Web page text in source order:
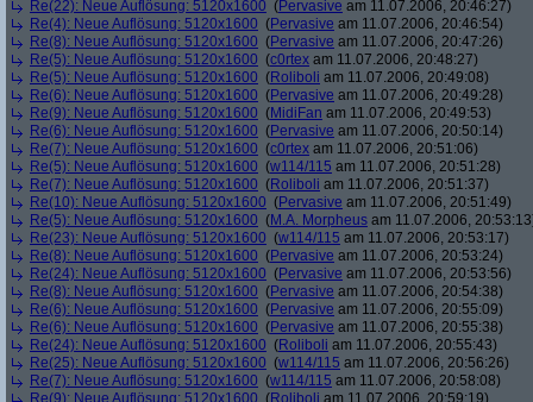
Re(22): Neue Auflösung: 5120x1600 (Pervasive am 11.07.2006, 20:46:27)
Re(4): Neue Auflösung: 5120x1600 (Pervasive am 11.07.2006, 20:46:54)
Re(8): Neue Auflösung: 5120x1600 (Pervasive am 11.07.2006, 20:47:26)
Re(5): Neue Auflösung: 5120x1600 (c0rtex am 11.07.2006, 20:48:27)
Re(5): Neue Auflösung: 5120x1600 (Roliboli am 11.07.2006, 20:49:08)
Re(6): Neue Auflösung: 5120x1600 (Pervasive am 11.07.2006, 20:49:28)
Re(9): Neue Auflösung: 5120x1600 (MidiFan am 11.07.2006, 20:49:53)
Re(6): Neue Auflösung: 5120x1600 (Pervasive am 11.07.2006, 20:50:14)
Re(7): Neue Auflösung: 5120x1600 (c0rtex am 11.07.2006, 20:51:06)
Re(5): Neue Auflösung: 5120x1600 (w114/115 am 11.07.2006, 20:51:28)
Re(7): Neue Auflösung: 5120x1600 (Roliboli am 11.07.2006, 20:51:37)
Re(10): Neue Auflösung: 5120x1600 (Pervasive am 11.07.2006, 20:51:49)
Re(5): Neue Auflösung: 5120x1600 (M.A. Morpheus am 11.07.2006,
Re(23): Neue Auflösung: 5120x1600 (w114/115 am 11.07.2006, 20:53:17)
Re(8): Neue Auflösung: 5120x1600 (Pervasive am 11.07.2006, 20:53:24)
Re(24): Neue Auflösung: 5120x1600 (Pervasive am 11.07.2006, 20:53:56)
Re(8): Neue Auflösung: 5120x1600 (Pervasive am 11.07.2006, 20:54:38)
Re(6): Neue Auflösung: 5120x1600 (Pervasive am 11.07.2006, 20:55:09)
Re(6): Neue Auflösung: 5120x1600 (Pervasive am 11.07.2006, 20:55:38)
Re(24): Neue Auflösung: 5120x1600 (Roliboli am 11.07.2006, 20:55:43)
Re(25): Neue Auflösung: 5120x1600 (w114/115 am 11.07.2006, 20:56:26)
Re(7): Neue Auflösung: 5120x1600 (w114/115 am 11.07.2006, 20:58:08)
Re(9): Neue Auflösung: 5120x1600 (Roliboli am 11.07.2006, 20:59:19)